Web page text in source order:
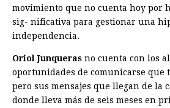
movimiento que no cuenta hoy por
sig- ­nificativa para gestionar una
independencia.
Oriol Junqueras no cuenta con los
oportunidades de comunicarse que
pero sus mensajes que llegan de la
donde lleva más de seis meses en